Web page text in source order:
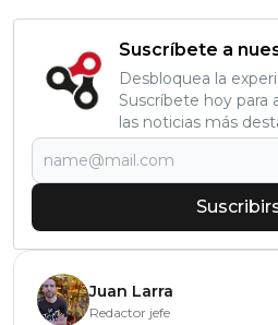
Suscríbete a
Desbloquea la
Suscríbete hoy para
las noticias más
Juan Larra
Redactor jefe